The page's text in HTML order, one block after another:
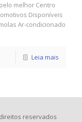
melhor Centro
Disponíveis
Ar-condicionado
Leia mais
reservados